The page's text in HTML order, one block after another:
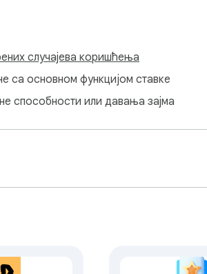
случајева коришћења
са основном функцијом ставке
способности или давања зајма